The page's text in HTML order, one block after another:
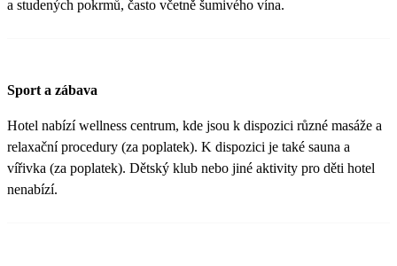
a studených pokrmů, často včetně šumivého vína.
Sport a zábava
Hotel nabízí wellness centrum, kde jsou k dispozici různé masáže a
relaxační procedury (za poplatek). K dispozici je také sauna a
vířivka (za poplatek). Dětský klub nebo jiné aktivity pro děti hotel
nenabízí.